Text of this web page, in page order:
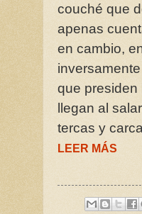
couché que
apenas
en cambio,
que presiden
llegan al
tercas y
LEER MÁS